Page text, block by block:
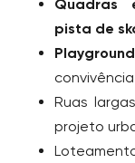
Quadras
pista de
Ruas
projeto